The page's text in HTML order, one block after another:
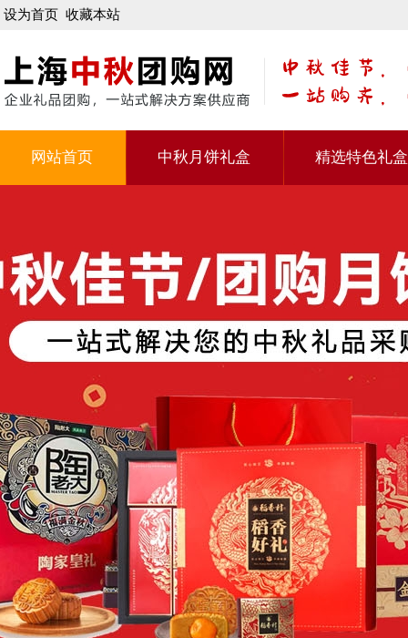
设为首页 收藏本站
网站首页 中秋月饼礼盒 精选特色礼盒